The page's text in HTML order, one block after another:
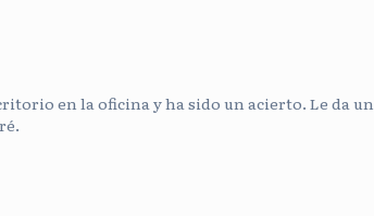
en la oficina y ha sido un acierto. Le da